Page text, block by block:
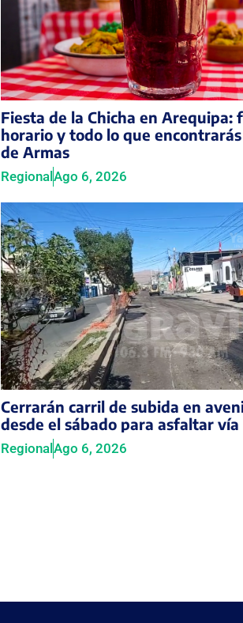
Fiesta de la Chicha en Arequipa:
horario y todo lo que
de Armas
RegionalAgo 6, 2026
Cerrarán carril de subida en
desde el sábado para asfaltar
RegionalAgo 6, 2026